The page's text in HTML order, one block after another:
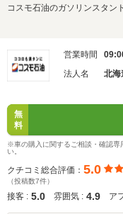
コスモ石油のガソリンスタン
営業時間
法人名
北海
無
料
※車の購入に関するご相談・確認専
い。
クチコミ総合評価： 5.0
（投稿数7件）
接客 : 5.0 雰囲気 : 4.9 ア